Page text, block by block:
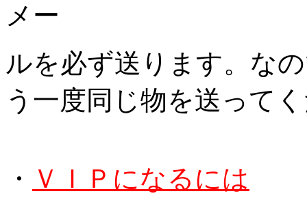
メー
ルを必ず送ります。な
う一度同じ物を送って
・ ＶＩＰになるには